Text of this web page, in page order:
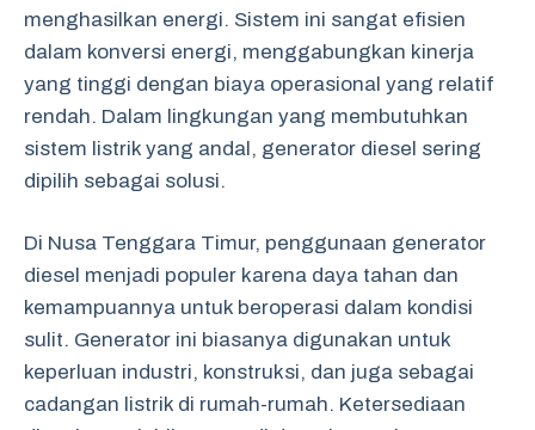
menghasilkan energi. Sistem ini sangat efisien
dalam konversi energi, menggabungkan kinerja
yang tinggi dengan biaya operasional yang relatif
rendah. Dalam lingkungan yang membutuhkan
sistem listrik yang andal, generator diesel sering
dipilih sebagai solusi.
Di Nusa Tenggara Timur, penggunaan generator
diesel menjadi populer karena daya tahan dan
kemampuannya untuk beroperasi dalam kondisi
sulit. Generator ini biasanya digunakan untuk
keperluan industri, konstruksi, dan juga sebagai
cadangan listrik di rumah-rumah. Ketersediaan